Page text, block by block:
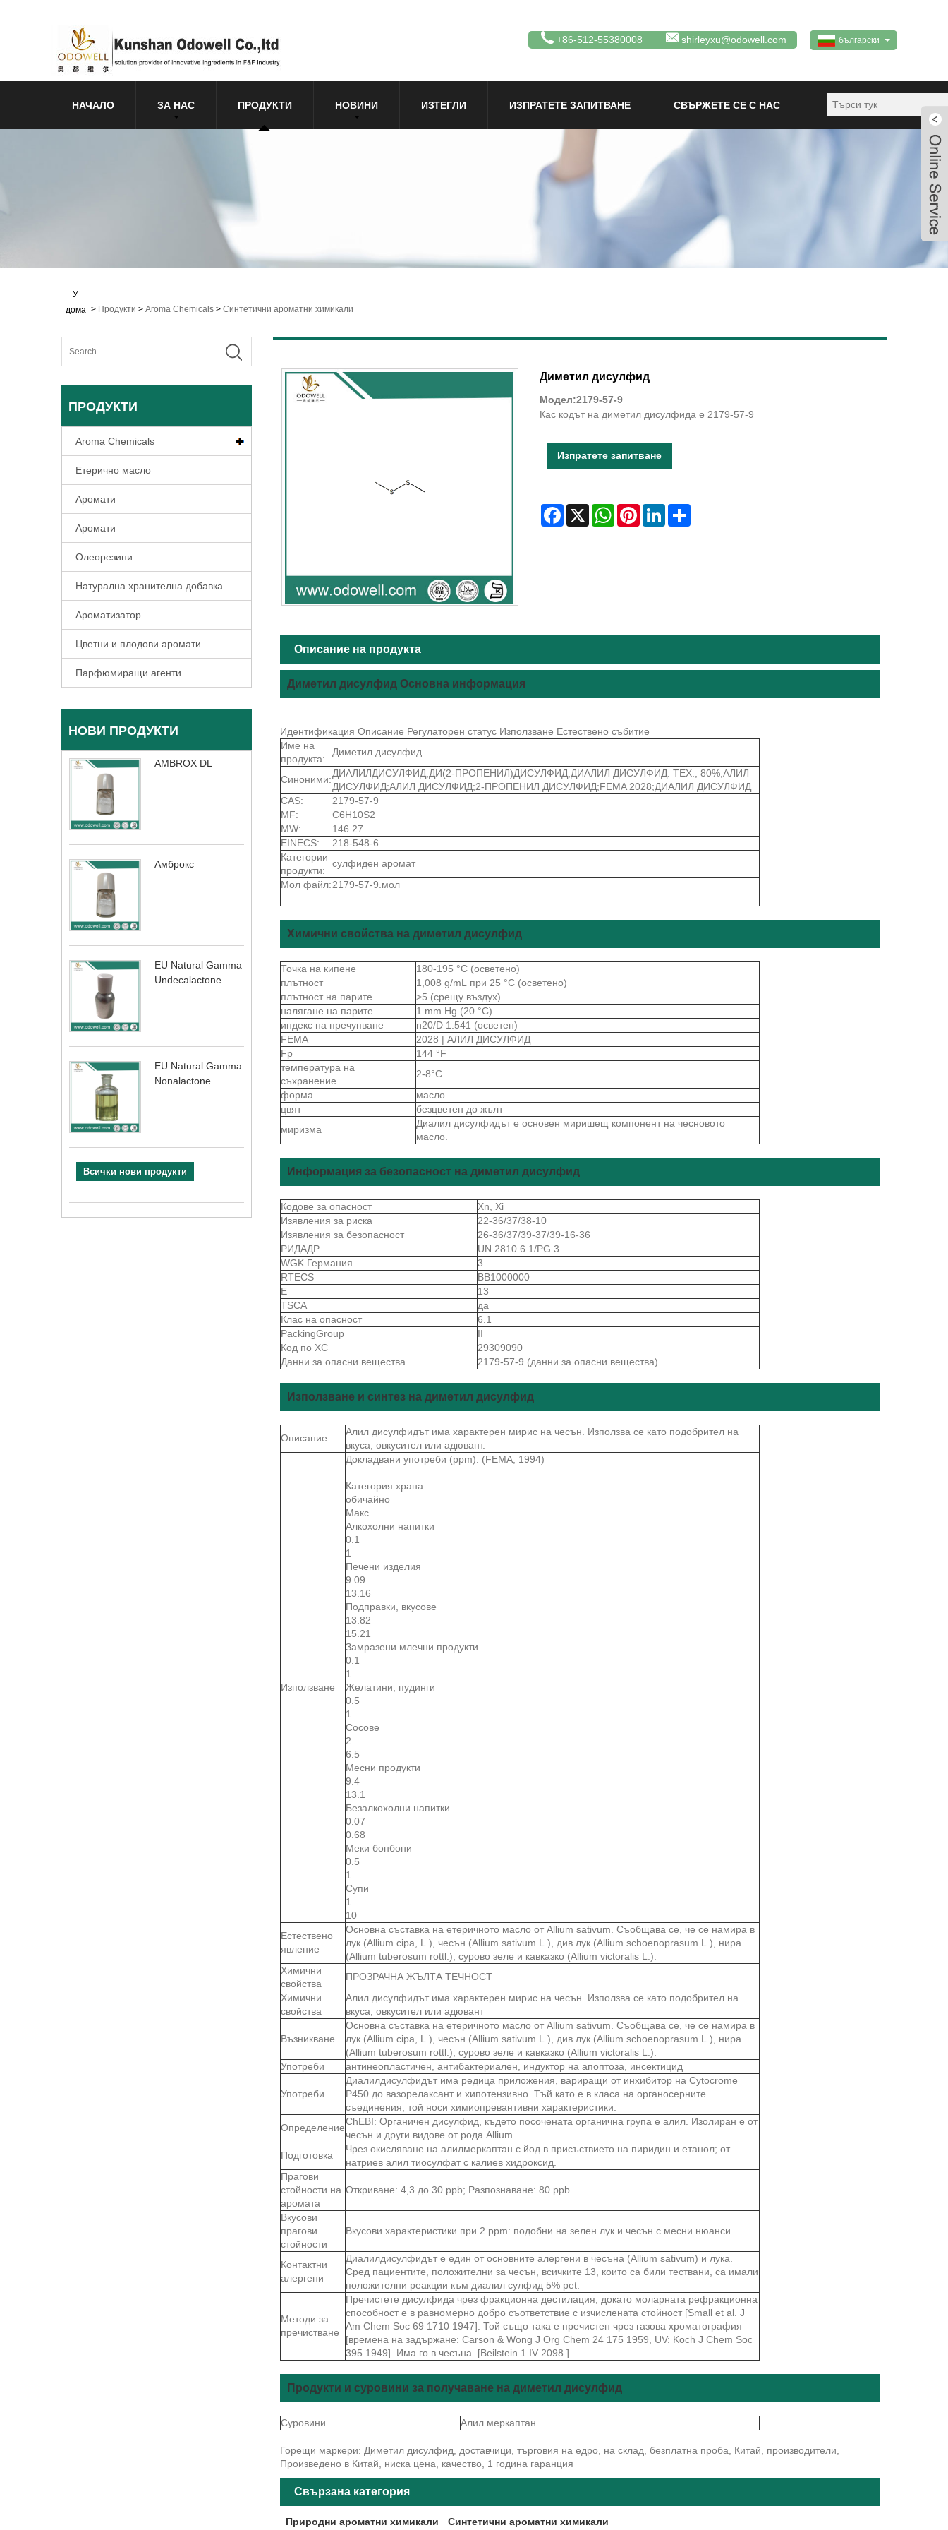
български
+86-512-55380008 shirleyxu@odowell.com
НАЧАЛО ЗА НАС ПРОДУКТИ НОВИНИ ИЗТЕГЛИ ИЗПРАТЕТЕ ЗАПИТВАНЕ СВЪРЖЕТЕ СЕ С НАС
У
дома > Продукти > Aroma Chemicals > Синтетични ароматни химикали
ПРОДУКТИ
Aroma Chemicals
Етерично масло
Аромати
Аромати
Олеорезини
Натурална хранителна добавка
Ароматизатор
Цветни и плодови аромати
Парфюмиращи агенти
НОВИ ПРОДУКТИ
AMBROX DL
Амброкс
EU Natural Gamma
Undecalactone
EU Natural Gamma
Nonalactone
Всички нови продукти
Диметил дисулфид
Модел:2179-57-9
Кас кодът на диметил дисулфида е 2179-57-9
Изпратете запитване
Facebook
X WhatsAppPinterestLinkedInShare
Описание на продукта
Диметил дисулфид Основна информация
Идентификация Описание Регулаторен статус Използване Естествено събитие
Име на
продукта:
Диметил дисулфид
Синоними:
ДИАЛИЛДИСУЛФИД;ДИ(2-ПРОПЕНИЛ)ДИСУЛФИД;ДИАЛИЛ ДИСУЛФИД: ТЕХ., 80%;АЛИЛ
ДИСУЛФИД;АЛИЛ ДИСУЛФИД;2-ПРОПЕНИЛ ДИСУЛФИД;FEMA 2028;ДИАЛИЛ ДИСУЛФИД
CAS:
2179-57-9
MF:
C6H10S2
MW:
146.27
EINECS:
218-548-6
Категории
продукти:
сулфиден аромат
Мол файл:2179-57-9.мол
Химични свойства на диметил дисулфид
Точка на кипене
180-195 °C (осветено)
плътност
1,008 g/mL при 25 °C (осветено)
плътност на парите
>5 (срещу въздух)
налягане на парите
1 mm Hg (20 °C)
индекс на пречупване
n20/D 1.541 (осветен)
FEMA
2028 | АЛИЛ ДИСУЛФИД
Fp
144 °F
температура на
съхранение
2-8°C
форма
масло
цвят
безцветен до жълт
миризма
Диалил дисулфидът е основен миришещ компонент на чесновото
масло.
Информация за безопасност на диметил дисулфид
Кодове за опасност
Xn, Xi
Изявления за риска
22-36/37/38-10
Изявления за безопасност
26-36/37/39-37/39-16-36
РИДАДР
UN 2810 6.1/PG 3
WGK Германия
3
RTECS
BB1000000
Е
13
TSCA
да
Клас на опасност
6.1
PackingGroup
II
Код по ХС
29309090
Данни за опасни вещества
2179-57-9 (данни за опасни вещества)
Използване и синтез на диметил дисулфид
Описание
Алил дисулфидът има характерен мирис на чесън. Използва се като подобрител на
вкуса, овкусител или адювант.
Използване
Докладвани употреби (ppm): (FEMA, 1994)
Категория храна
обичайно
Макс.
Алкохолни напитки
0.1
1
Печени изделия
9.09
13.16
Подправки, вкусове
13.82
15.21
Замразени млечни продукти
0.1
1
Желатини, пудинги
0.5
1
Сосове
2
6.5
Месни продукти
9.4
13.1
Безалкохолни напитки
0.07
0.68
Меки бонбони
0.5
1
Супи
1
10
Естествено
явление
Основна съставка на етеричното масло от Allium sativum. Съобщава се, че се намира в
лук (Allium cipa, L.), чесън (Allium sativum L.), див лук (Allium schoenoprasum L.), нира
(Allium tuberosum rottl.), сурово зеле и кавказко (Allium victoralis L.).
Химични
свойства
ПРОЗРАЧНА ЖЪЛТА ТЕЧНОСТ
Химични
свойства
Алил дисулфидът има характерен мирис на чесън. Използва се като подобрител на
вкуса, овкусител или адювант
Възникване
Основна съставка на етеричното масло от Allium sativum. Съобщава се, че се намира в
лук (Allium cipa, L.), чесън (Allium sativum L.), див лук (Allium schoenoprasum L.), нира
(Allium tuberosum rottl.), сурово зеле и кавказко (Allium victoralis L.).
Употреби
антинеопластичен, антибактериален, индуктор на апоптоза, инсектицид
Употреби
Диалилдисулфидът има редица приложения, вариращи от инхибитор на Cytocrome
P450 до вазорелаксант и хипотензивно. Тъй като е в класа на органосерните
съединения, той носи химиопревантивни характеристики.
Определение
ChEBI: Органичен дисулфид, където посочената органична група е алил. Изолиран е от
чесън и други видове от рода Allium.
Подготовка
Чрез окисляване на алилмеркаптан с йод в присъствието на пиридин и етанол; от
натриев алил тиосулфат с калиев хидроксид.
Прагови
стойности на
аромата
Откриване: 4,3 до 30 ppb; Разпознаване: 80 ppb
Вкусови
прагови
стойности
Вкусови характеристики при 2 ppm: подобни на зелен лук и чесън с месни нюанси
Контактни
алергени
Диалилдисулфидът е един от основните алергени в чесъна (Allium sativum) и лука.
Сред пациентите, положителни за чесън, всичките 13, които са били тествани, са имали
положителни реакции към диалил сулфид 5% pet.
Методи за
пречистване
Пречистете дисулфида чрез фракционна дестилация, докато моларната рефракционна
способност е в равномерно добро съответствие с изчислената стойност [Small et al. J
Am Chem Soc 69 1710 1947]. Той също така е пречистен чрез газова хроматография
[времена на задържане: Carson & Wong J Org Chem 24 175 1959, UV: Koch J Chem Soc
395 1949]. Има го в чесъна. [Beilstein 1 IV 2098.]
Продукти и суровини за получаване на диметил дисулфид
Суровини Алил меркаптан
Горещи маркери: Диметил дисулфид, доставчици, търговия на едро, на склад, безплатна проба, Китай, производители,
Произведено в Китай, ниска цена, качество, 1 година гаранция
Свързана категория
Природни ароматни химикали Синтетични ароматни химикали